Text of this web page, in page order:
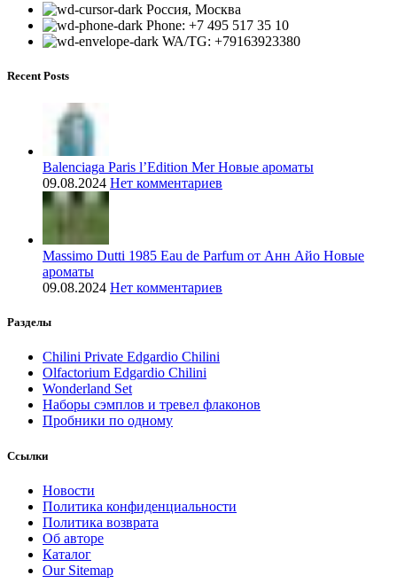
Россия, Москва
Phone: +7 495 517 35 10
WA/TG: +79163923380
Recent Posts
Balenciaga Paris l’Edition Mer Новые ароматы
09.08.2024 Нет комментариев
Massimo Dutti 1985 Eau de Parfum от Анн Айо Новые
ароматы
09.08.2024 Нет комментариев
Разделы
Chilini Private Edgardio Chilini
Olfactorium Edgardio Chilini
Wonderland Set
Наборы сэмплов и тревел флаконов
Пробники по одному
Ссылки
Новости
Политика конфиденциальности
Политика возврата
Об авторе
Каталог
Our Sitemap